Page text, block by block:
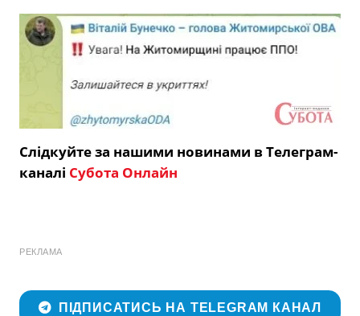
Слідкуйте за нашими новинами в Телеграм-
каналі Субота Онлайн
РЕКЛАМА
ПІДПИСАТИСЬ НА TELEGRAM КАНАЛ